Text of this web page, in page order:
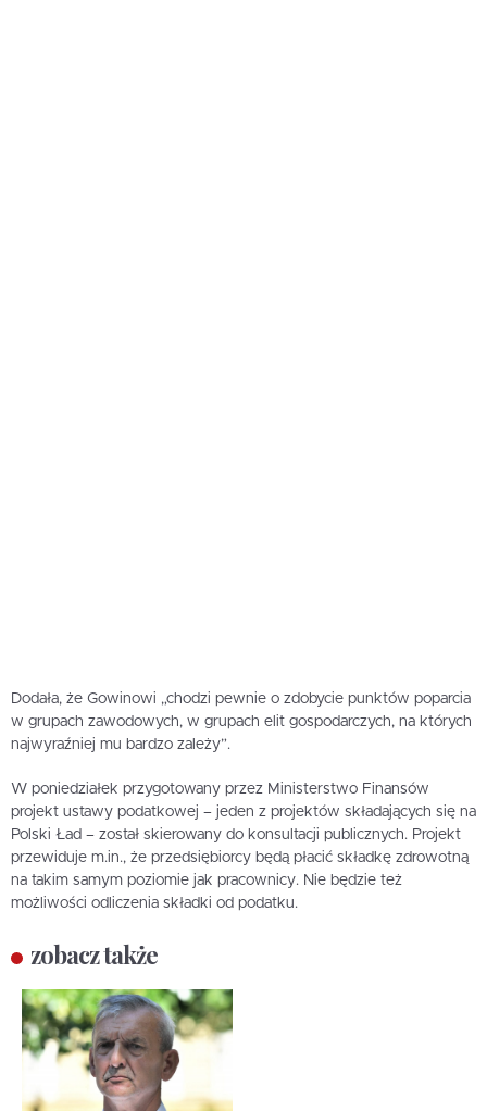
Dodała, że Gowinowi „chodzi pewnie o zdobycie punktów poparcia
w grupach zawodowych, w grupach elit gospodarczych, na których
najwyraźniej mu bardzo zależy”.
W poniedziałek przygotowany przez Ministerstwo Finansów
projekt ustawy podatkowej – jeden z projektów składających się na
Polski Ład – został skierowany do konsultacji publicznych. Projekt
przewiduje m.in., że przedsiębiorcy będą płacić składkę zdrowotną
na takim samym poziomie jak pracownicy. Nie będzie też
możliwości odliczenia składki od podatku.
zobacz także